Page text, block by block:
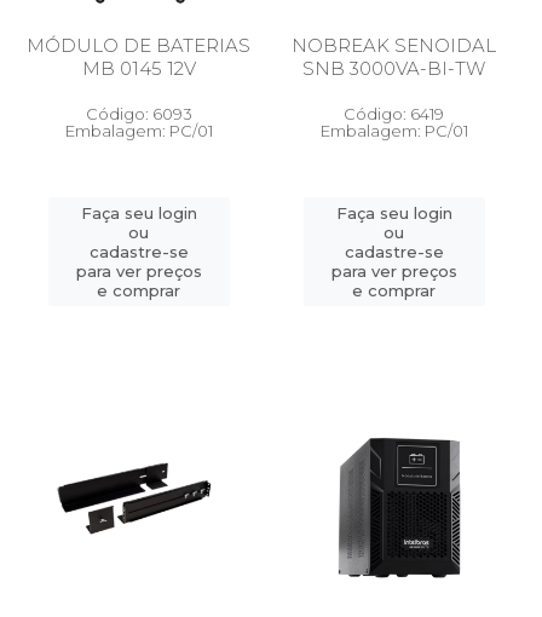
MÓDULO DE BATERIAS
MB 0145 12V
Código: 6093
Embalagem: PC/01
Faça seu login
ou
cadastre-se
para ver preços
e comprar
NOBREAK SENOIDAL
SNB 3000VA-BI-TW
Código: 6419
Embalagem: PC/01
Faça seu login
ou
cadastre-se
para ver preços
e comprar